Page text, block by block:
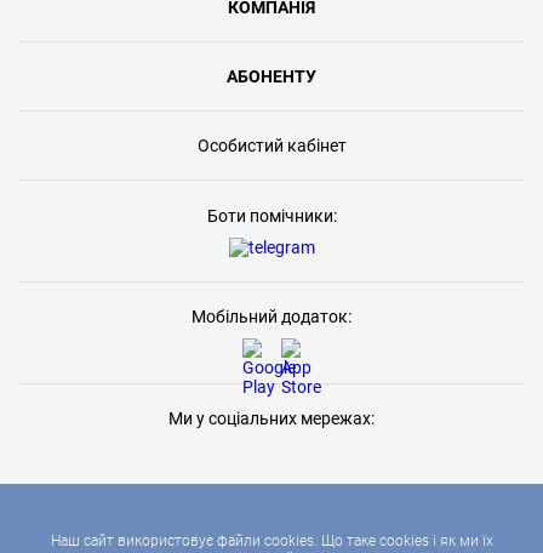
Наш сайт використовує файли cookies. Що таке cookies і як ми їх
КОМПАНІЯ
АБОНЕНТУ
Особистий кабінет
Боти помічники:
Мобільний додаток:
Ми у соціальних мережах: